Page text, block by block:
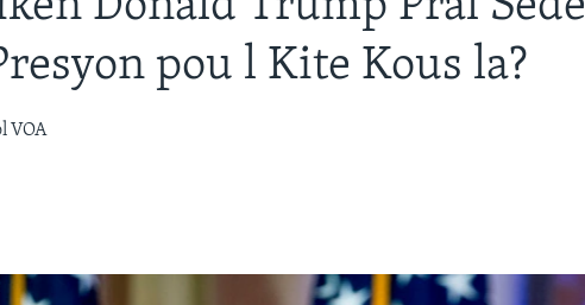
pou l Kite Kous la?
VOA